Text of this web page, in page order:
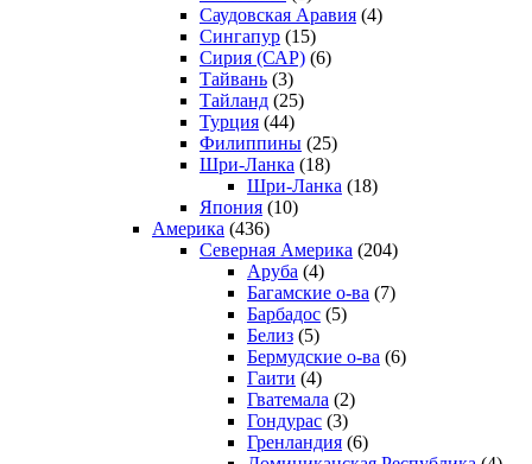
Саудовская Аравия (4)
Сингапур (15)
Сирия (САР) (6)
Тайвань (3)
Тайланд (25)
Турция (44)
Филиппины (25)
Шри-Ланка (18)
Шри-Ланка (18)
Япония (10)
Америка (436)
Северная Америка (204)
Аруба (4)
Багамские о-ва (7)
Барбадос (5)
Белиз (5)
Бермудские о-ва (6)
Гаити (4)
Гватемала (2)
Гондурас (3)
Гренландия (6)